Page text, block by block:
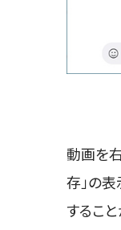
動画を
存」の
するこ